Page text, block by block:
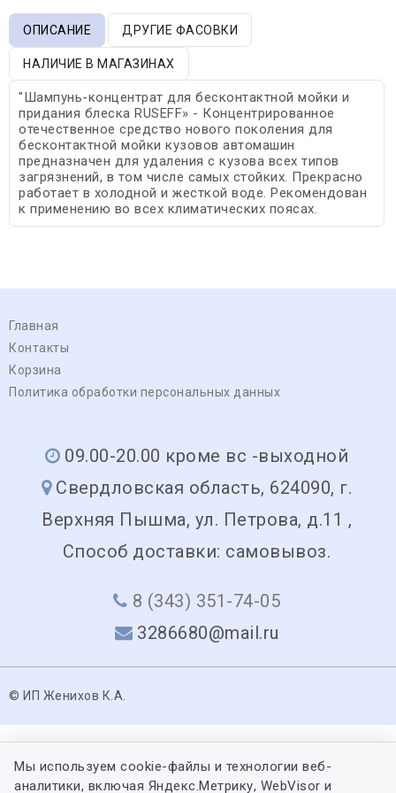
ОПИСАНИЕ ДРУГИЕ ФАСОВКИ
НАЛИЧИЕ В МАГАЗИНАХ
"Шампунь-концентрат для бесконтактной мойки и
придания блеска RUSEFF» - Концентрированное
отечественное средство нового поколения для
бесконтактной мойки кузовов автомашин
предназначен для удаления с кузова всех типов
загрязнений, в том числе самых стойких. Прекрасно
работает в холодной и жесткой воде. Рекомендован
к применению во всех климатических поясах.
Главная
Контакты
Корзина
Политика обработки персональных данных
09.00-20.00 кроме вс -выходной
Свердловская область, 624090, г.
Верхняя Пышма, ул. Петрова, д.11 ,
Способ доставки: самовывоз.
8 (343) 351-74-05
3286680@mail.ru
© ИП Женихов К.А.
Мы используем cookie-файлы и технологии веб-
аналитики, включая Яндекс.Метрику, WebVisor и